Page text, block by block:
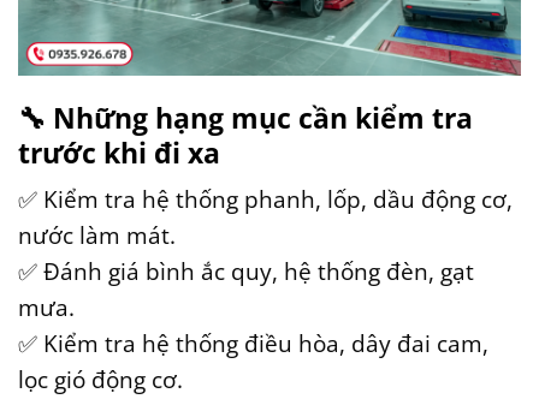
🔧 Những hạng mục cần kiểm tra
trước khi đi xa
✅ Kiểm tra hệ thống phanh, lốp, dầu động cơ,
nước làm mát.
✅ Đánh giá bình ắc quy, hệ thống đèn, gạt
mưa.
✅ Kiểm tra hệ thống điều hòa, dây đai cam,
lọc gió động cơ.